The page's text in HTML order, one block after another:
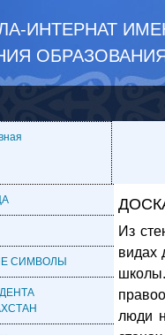
ИНТЕРНАТ
СИМВОЛЫ
Из
видах
люди